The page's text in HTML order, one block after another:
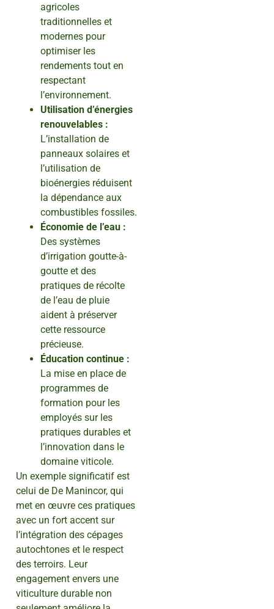
agricoles
traditionnelles et
modernes pour
optimiser les
rendements tout en
respectant
l’environnement.
Utilisation d’énergies
renouvelables :
L’installation de
panneaux solaires et
l’utilisation de
bioénergies réduisent
la dépendance aux
combustibles fossiles.
Économie de l’eau :
Des systèmes
d’irrigation goutte-à-
goutte et des
pratiques de récolte
de l’eau de pluie
aident à préserver
cette ressource
précieuse.
Éducation continue :
La mise en place de
programmes de
formation pour les
employés sur les
pratiques durables et
l’innovation dans le
domaine viticole.
Un exemple significatif est
celui de De Manincor, qui
met en œuvre ces pratiques
avec un fort accent sur
l’intégration des cépages
autochtones et le respect
des terroirs. Leur
engagement envers une
viticulture durable non